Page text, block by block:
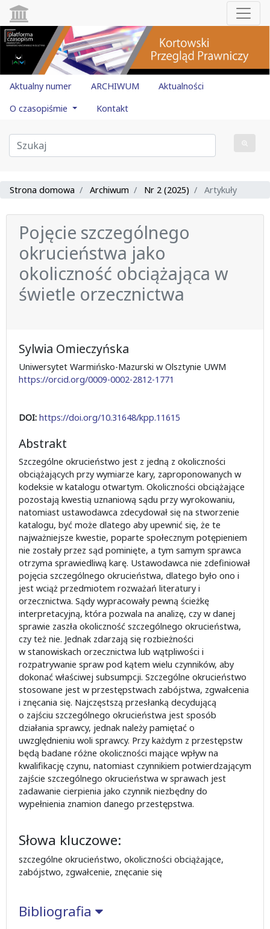
Aktualny numer ARCHIWUM
Aktualności
O czasopiśmie
Kontakt
Strona domowa Archiwum Nr 2 (2025) Artykuły
Pojęcie szczególnego
okrucieństwa jako
okoliczność obciążająca w
świetle orzecznictwa
Sylwia Omieczyńska
Uniwersytet Warmińsko-Mazurski w Olsztynie UWM
https://orcid.org/0009-0002-2812-1771
DOI: https://doi.org/10.31648/kpp.11615
Abstrakt
Szczególne okrucieństwo jest z jedną z okoliczności
obciążających przy wymiarze kary, zaproponowanych w
kodeksie w katalogu otwartym. Okoliczności obciążające
pozostają kwestią uznaniową sądu przy wyrokowaniu,
natomiast ustawodawca zdecydował się na stworzenie
katalogu, być może dlatego aby upewnić się, że te
najważniejsze kwestie, poparte społecznym potępieniem
nie zostały przez sąd pominięte, a tym samym sprawca
otrzyma sprawiedliwą karę. Ustawodawca nie zdefiniował
pojęcia szczególnego okrucieństwa, dlatego było ono i
jest wciąż przedmiotem rozważań literatury i
orzecznictwa. Sądy wypracowały pewną ścieżkę
interpretacyjną, która pozwala na analizę, czy w danej
sprawie zaszła okoliczność szczególnego okrucieństwa,
czy też nie. Jednak zdarzają się rozbieżności
w stanowiskach orzecznictwa lub wątpliwości i
rozpatrywanie spraw pod kątem wielu czynników, aby
dokonać właściwej subsumpcji. Szczególne okrucieństwo
stosowane jest w przestępstwach zabójstwa, zgwałcenia
i znęcania się. Najczęstszą przesłanką decydującą
o zajściu szczególnego okrucieństwa jest sposób
działania sprawcy, jednak należy pamiętać o
uwzględnieniu woli sprawcy. Przy każdym z przestępstw
będą badane różne okoliczności mające wpływ na
kwalifikację czynu, natomiast czynnikiem potwierdzającym
zajście szczególnego okrucieństwa w sprawach jest
zadawanie cierpienia jako czynnik niezbędny do
wypełnienia znamion danego przestępstwa.
Słowa kluczowe:
szczególne okrucieństwo, okoliczności obciążające,
zabójstwo, zgwałcenie, znęcanie się
Bibliografia